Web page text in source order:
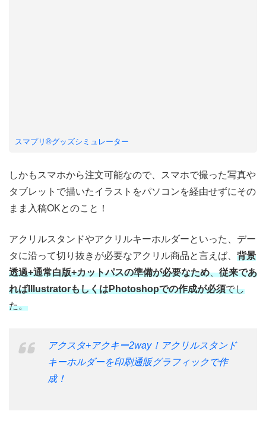
スマプリ®️グッズシミュレーター
しかもスマホから注文可能なので、スマホで撮った写真や
タブレットで描いたイラストをパソコンを経由せずにその
まま入稿OKとのこと！
アクリルスタンドやアクリルキーホルダーといった、デー
タに沿って切り抜きが必要なアクリル商品と言えば、 背景
透過+通常白版+カットパスの準備が必要なため、従来であ
ればIllustratorもしくはPhotoshopでの作成が必須でし
た。
アクスタ+アクキー2way！アクリルスタンド
キーホルダーを印刷通販グラフィックで作
成！